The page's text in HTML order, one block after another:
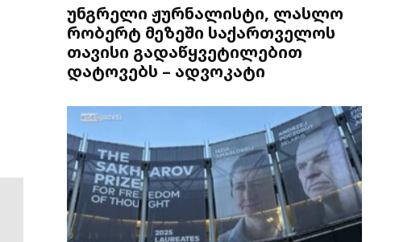
უნგრელი ჟურნალისტი, ლასლო
რობერტ მეზეში საქართველოს
თავისი გადაწყვეტილებით
დატოვებს – ადვოკატი